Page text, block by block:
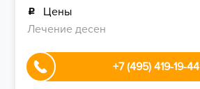
Цены
Лечение десен
+7 (495) 419-19-44